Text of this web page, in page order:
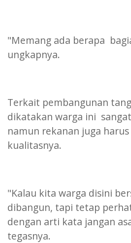
"Memang ada berapa
ungkapnya.
Terkait pembangunan
dikatakan warga ini
namun rekanan juga
kualitasnya.
"Kalau kita warga disini
dibangun, tapi tetap
dengan arti kata jangan
tegasnya.